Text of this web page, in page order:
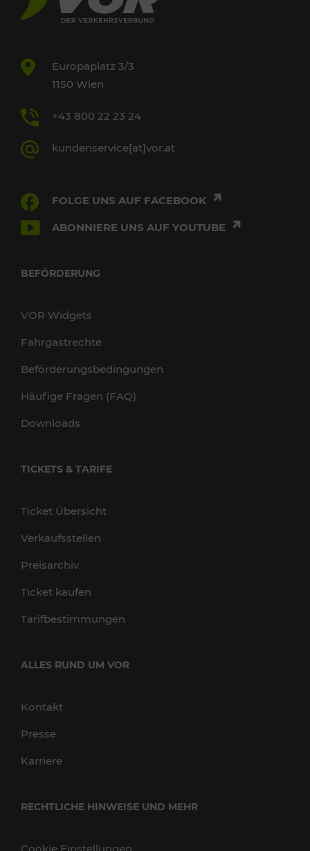
Europaplatz 3/3
1150 Wien
+43 800 22 23 24
kundenservice[at]vor.at
FOLGE UNS AUF FACEBOOK
ABONNIERE UNS AUF YOUTUBE
BEFÖRDERUNG
VOR Widgets
Fahrgastrechte
Beförderungsbedingungen
Häufige Fragen (FAQ)
Downloads
TICKETS & TARIFE
Ticket Übersicht
Verkaufsstellen
Preisarchiv
Ticket kaufen
Tarifbestimmungen
ALLES RUND UM VOR
Kontakt
Presse
Karriere
RECHTLICHE HINWEISE UND MEHR